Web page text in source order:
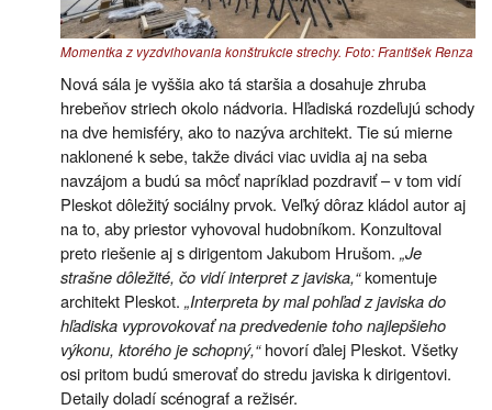
Momentka z vyzdvihovania konštrukcie strechy. Foto: František Renza
Nová sála je vyššia ako tá staršia a dosahuje zhruba
hrebeňov striech okolo nádvoria. Hľadiská rozdeľujú schody
na dve hemisféry, ako to nazýva architekt. Tie sú mierne
naklonené k sebe, takže diváci viac uvidia aj na seba
navzájom a budú sa môcť napríklad pozdraviť – v tom vidí
Pleskot dôležitý sociálny prvok. Veľký dôraz kládol autor aj
na to, aby priestor vyhovoval hudobníkom. Konzultoval
preto riešenie aj s dirigentom Jakubom Hrušom. „Je
strašne dôležité, čo vidí interpret z javiska,“komentuje
architekt Pleskot. „Interpreta by mal pohľad z javiska do
hľadiska vyprovokovať na predvedenie toho najlepšieho
výkonu, ktorého je schopný,“hovorí ďalej Pleskot. Všetky
osi pritom budú smerovať do stredu javiska k dirigentovi.
Detaily doladí scénograf a režisér.